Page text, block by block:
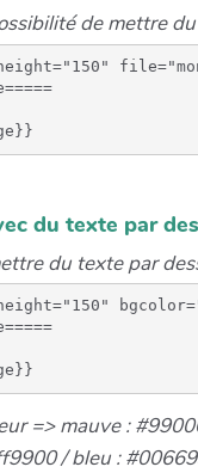
de mettre
height="150"
du texte par
du texte par
height="150"
=> mauve :
/ bleu :